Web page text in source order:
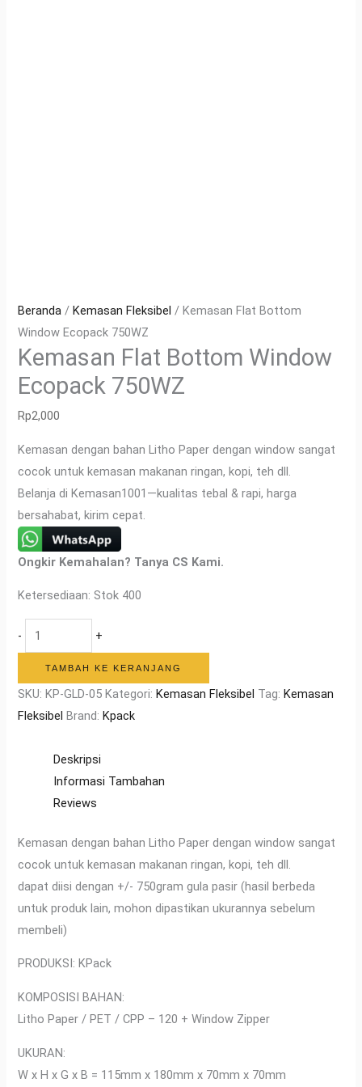
Beranda / Kemasan Fleksibel / Kemasan Flat Bottom
Window Ecopack 750WZ
Kemasan Flat Bottom Window
Ecopack 750WZ
Rp2,000
Kemasan dengan bahan Litho Paper dengan window sangat
cocok untuk kemasan makanan ringan, kopi, teh dll.
Belanja di Kemasan1001—kualitas tebal & rapi, harga
bersahabat, kirim cepat.
Ongkir Kemahalan? Tanya CS Kami.
Ketersediaan: Stok 400
- +
TAMBAH KE KERANJANG
SKU:KP-GLD-05 Kategori:Kemasan Fleksibel Tag:Kemasan
Fleksibel Brand:Kpack
Deskripsi
Informasi Tambahan
Reviews
Kemasan dengan bahan Litho Paper dengan window sangat
cocok untuk kemasan makanan ringan, kopi, teh dll.
dapat diisi dengan +/- 750gram gula pasir (hasil berbeda
untuk produk lain, mohon dipastikan ukurannya sebelum
membeli)
PRODUKSI: KPack
KOMPOSISI BAHAN:
Litho Paper / PET / CPP – 120 + Window Zipper
UKURAN:
W x H x G x B = 115mm x 180mm x 70mm x 70mm